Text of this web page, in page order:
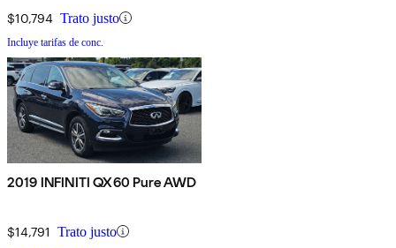
$10,794 Trato justo
Incluye tarifas de conc.
2019 INFINITI QX60 Pure AWD
$14,791 Trato justo